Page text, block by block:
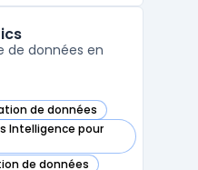
à la multiplic ...
de données en
de données
cette catégorie
Intelligence pour
cette catégorie
de données